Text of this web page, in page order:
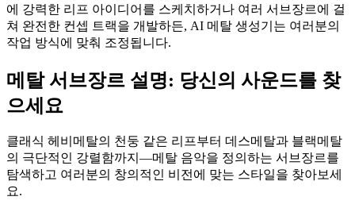
에 강력한 리프 아이디어를 스케치하거나 여러 서브장르에 걸
쳐 완전한 컨셉 트랙을 개발하든, AI 메탈 생성기는 여러분의
작업 방식에 맞춰 조정됩니다.
메탈 서브장르 설명: 당신의 사운드를 찾
으세요
클래식 헤비메탈의 천둥 같은 리프부터 데스메탈과 블랙메탈
의 극단적인 강렬함까지—메탈 음악을 정의하는 서브장르를
탐색하고 여러분의 창의적인 비전에 맞는 스타일을 찾아보세
요.